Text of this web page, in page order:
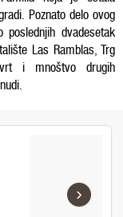
Poznato delo ovog
dvadesetak
Las Ramblas, Trg
i mnoštvo drugih
›